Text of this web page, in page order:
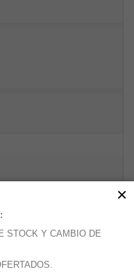
STOCK Y CAMBIO DE
×